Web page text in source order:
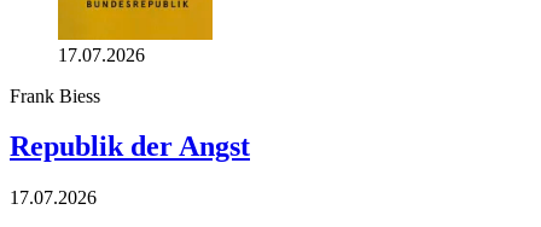
17.07.2026
Frank Biess
Republik der Angst
17.07.2026